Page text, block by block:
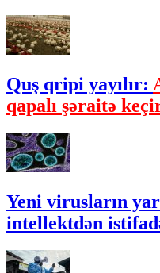
Quş qripi yayılır:
qapalı şəraitə
Yeni virusların
intellektdən